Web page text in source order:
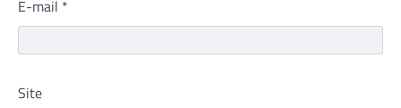
E-mail *
Site